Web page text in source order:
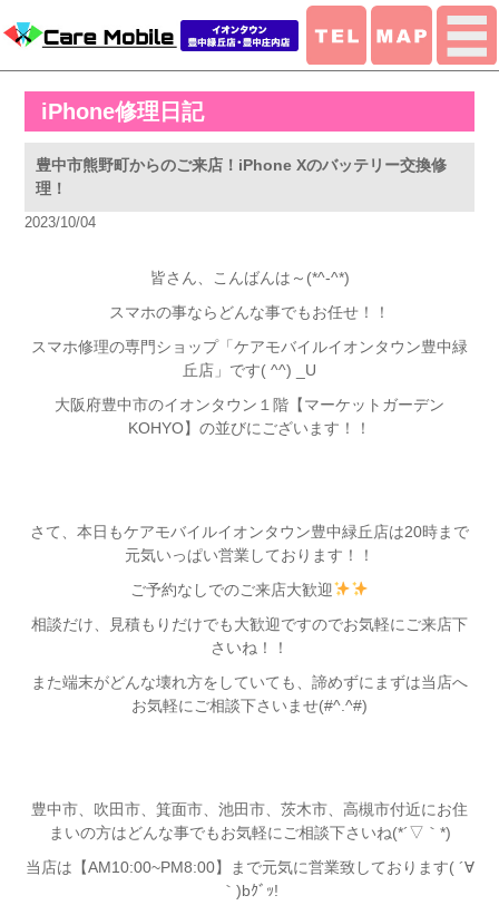
iPhone修理日記
豊中市熊野町からのご来店！iPhone Xのバッテリー交換修
理！
2023/10/04
皆さん、こんばんは～(*^-^*)
スマホの事ならどんな事でもお任せ！！
スマホ修理の専門ショップ「ケアモバイルイオンタウン豊中緑
丘店」です( ^^) _U
大阪府豊中市のイオンタウン１階【マーケットガーデン
KOHYO】の並びにございます！！
さて、本日もケアモバイルイオンタウン豊中緑丘店は20時まで
元気いっぱい営業しております！！
ご予約なしでのご来店大歓迎
相談だけ、見積もりだけでも大歓迎ですのでお気軽にご来店下
さいね！！
また端末がどんな壊れ方をしていても、諦めずにまずは当店へ
お気軽にご相談下さいませ(#^.^#)
豊中市、吹田市、箕面市、池田市、茨木市、高槻市付近にお住
まいの方はどんな事でもお気軽にご相談下さいね(*´▽｀*)
当店は【AM10:00~PM8:00】まで元気に営業致しております( ´∀
｀)bｸﾞｯ!